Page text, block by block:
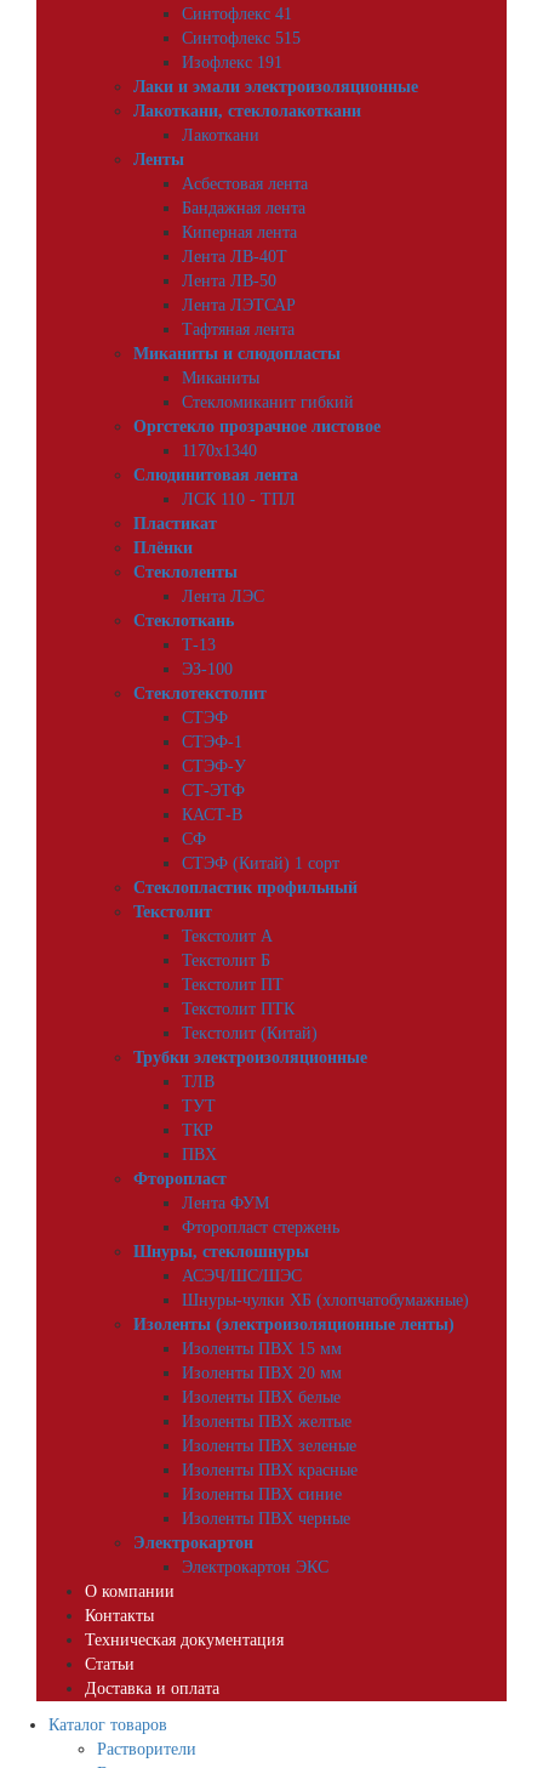
Синтофлекс 41
Синтофлекс 515
Изофлекс 191
Лаки и эмали электроизоляционные
Лакоткани, стеклолакоткани
Лакоткани
Ленты
Асбестовая лента
Бандажная лента
Киперная лента
Лента ЛВ-40Т
Лента ЛВ-50
Лента ЛЭТСАР
Тафтяная лента
Миканиты и слюдопласты
Миканиты
Стекломиканит гибкий
Оргстекло прозрачное листовое
1170х1340
Слюдинитовая лента
ЛСК 110 - ТПЛ
Пластикат
Плёнки
Стеклоленты
Лента ЛЭС
Стеклоткань
Т-13
ЭЗ-100
Стеклотекстолит
СТЭФ
СТЭФ-1
СТЭФ-У
СТ-ЭТФ
КАСТ-В
СФ
СТЭФ (Китай) 1 сорт
Стеклопластик профильный
Текстолит
Текстолит А
Текстолит Б
Текстолит ПТ
Текстолит ПТК
Текстолит (Китай)
Трубки электроизоляционные
ТЛВ
ТУТ
ТКР
ПВХ
Фторопласт
Лента ФУМ
Фторопласт стержень
Шнуры, стеклошнуры
АСЭЧ/ШС/ШЭС
Шнуры-чулки ХБ (хлопчатобумажные)
Изоленты (электроизоляционные ленты)
Изоленты ПВХ 15 мм
Изоленты ПВХ 20 мм
Изоленты ПВХ белые
Изоленты ПВХ желтые
Изоленты ПВХ зеленые
Изоленты ПВХ красные
Изоленты ПВХ синие
Изоленты ПВХ черные
Электрокартон
Электрокартон ЭКС
О компании
Контакты
Техническая документация
Статьи
Доставка и оплата
Каталог товаров
Растворители